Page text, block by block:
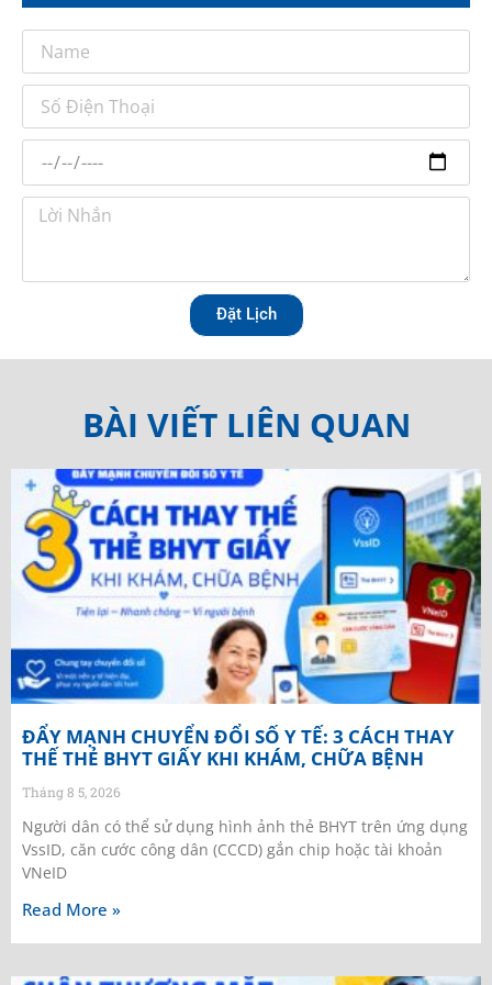
Đặt Lịch
BÀI VIẾT LIÊN QUAN
ĐẨY MẠNH CHUYỂN ĐỔI SỐ Y TẾ: 3 CÁCH THAY
THẾ THẺ BHYT GIẤY KHI KHÁM, CHỮA BỆNH
Tháng 8 5, 2026
Người dân có thể sử dụng hình ảnh thẻ BHYT trên ứng dụng
VssID, căn cước công dân (CCCD) gắn chip hoặc tài khoản
VNeID
Read More »